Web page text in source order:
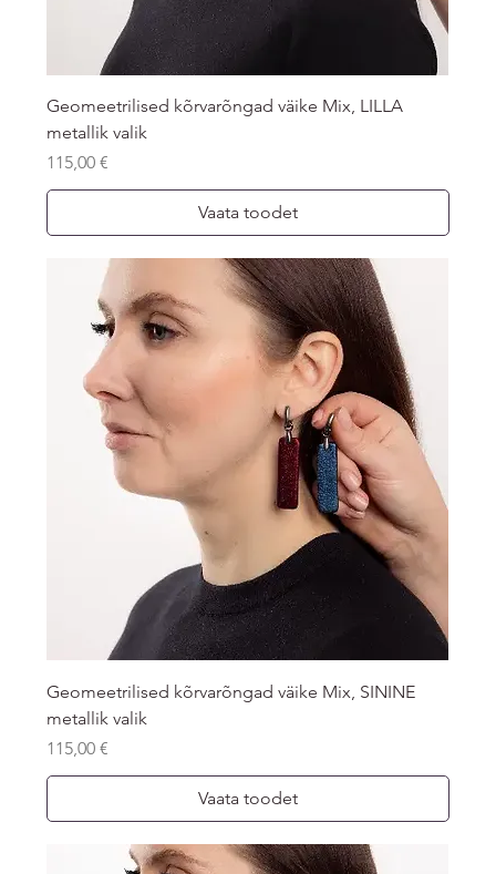
Geomeetrilised kõrvarõngad väike Mix, LILLA
metallik valik
Price
115,00 €
Vaata toodet
Geomeetrilised kõrvarõngad väike Mix, SININE
metallik valik
Price
115,00 €
Vaata toodet